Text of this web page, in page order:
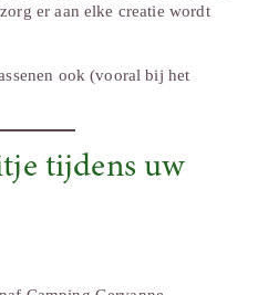
er aan elke creatie wordt
ook (vooral bij het
tijdens uw